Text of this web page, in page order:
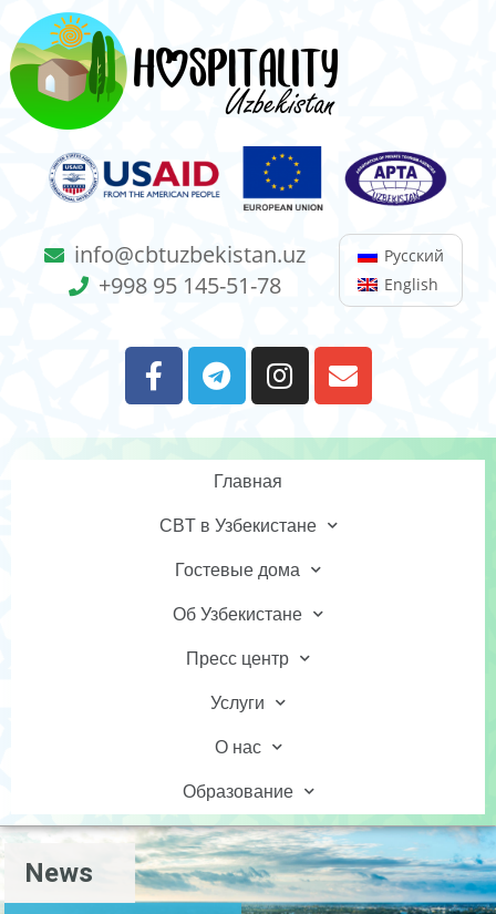
info@cbtuzbekistan.uz
+998 95 145-51-78
Русский
English
Главная
CBT в Узбекистане
Гостевые дома
Об Узбекистане
Пресс центр
Услуги
О нас
Образование
News